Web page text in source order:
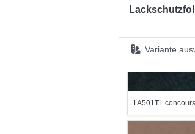
Variante
1A501TL